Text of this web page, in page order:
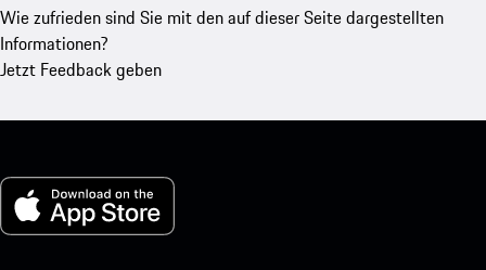
Wie zufrieden sind Sie mit den auf dieser Seite dargestellten
Informationen?
Jetzt Feedback geben